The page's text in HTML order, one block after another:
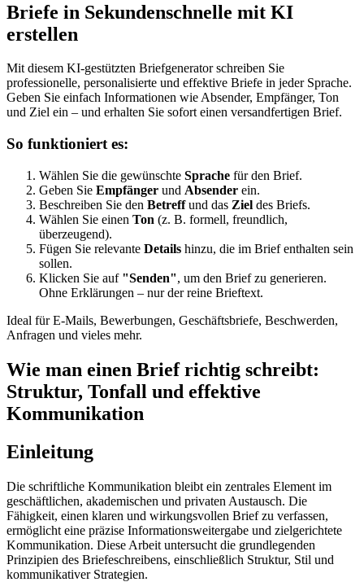
Briefe in Sekundenschnelle mit KI
erstellen
Mit diesem KI-gestützten Briefgenerator schreiben Sie
professionelle, personalisierte und effektive Briefe in jeder Sprache.
Geben Sie einfach Informationen wie Absender, Empfänger, Ton
und Ziel ein – und erhalten Sie sofort einen versandfertigen Brief.
So funktioniert es:
Wählen Sie die gewünschte Sprache für den Brief.
Geben Sie Empfänger und Absender ein.
Beschreiben Sie den Betreffund das Ziel des Briefs.
Wählen Sie einen Ton (z. B. formell, freundlich,
überzeugend).
Fügen Sie relevante Details hinzu, die im Brief enthalten sein
sollen.
Klicken Sie auf "Senden", um den Brief zu generieren.
Ohne Erklärungen – nur der reine Brieftext.
Ideal für E-Mails, Bewerbungen, Geschäftsbriefe, Beschwerden,
Anfragen und vieles mehr.
Wie man einen Brief richtig schreibt:
Struktur, Tonfall und effektive
Kommunikation
Einleitung
Die schriftliche Kommunikation bleibt ein zentrales Element im
geschäftlichen, akademischen und privaten Austausch. Die
Fähigkeit, einen klaren und wirkungsvollen Brief zu verfassen,
ermöglicht eine präzise Informationsweitergabe und zielgerichtete
Kommunikation. Diese Arbeit untersucht die grundlegenden
Prinzipien des Briefeschreibens, einschließlich Struktur, Stil und
kommunikativer Strategien.